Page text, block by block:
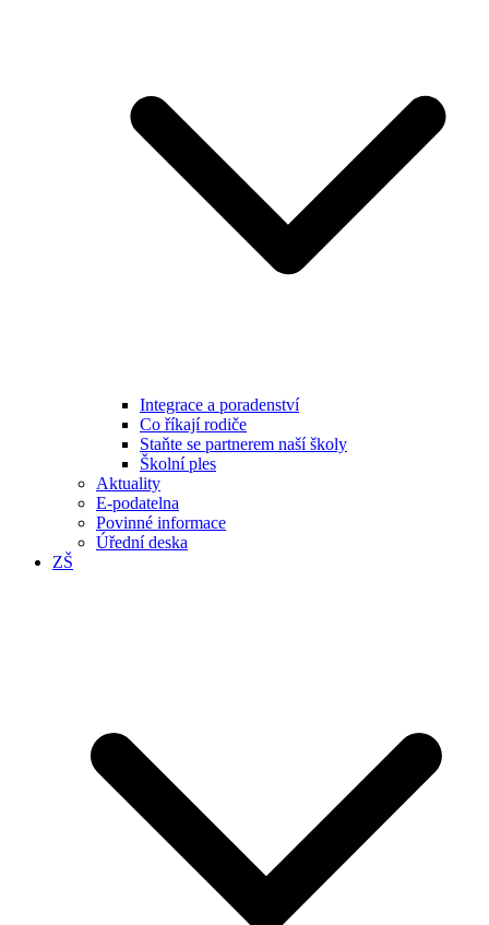
Integrace a poradenství
Co říkají rodiče
Staňte se partnerem naší školy
Školní ples
Aktuality
E-podatelna
Povinné informace
Úřední deska
ZŠ